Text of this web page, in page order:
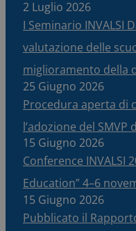
2 Luglio 2026
I Seminario INVALSI
valutazione delle
miglioramento della
25 Giugno 2026
Procedura aperta di
l’adozione del SMVP
15 Giugno 2026
Conference INVALSI
Education” 4–6
15 Giugno 2026
Pubblicato il